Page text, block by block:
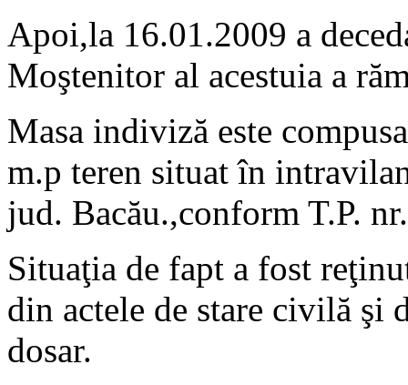
Apoi,la 16.01.2009 a
Moştenitor al acestuia a
Masa indiviză este
m.p teren situat în
jud. Bacău.,conform T.P.
Situaţia de fapt a fost
din actele de stare civilă şi
dosar.